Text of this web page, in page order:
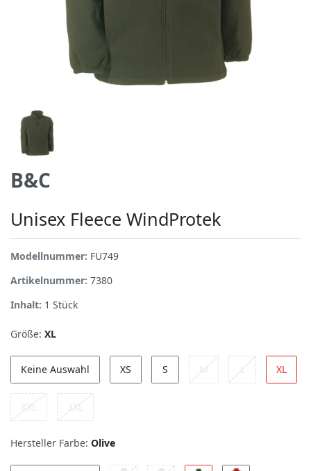
B&C
Unisex Fleece WindProtek
Modellnummer: FU749
Artikelnummer: 7380
Inhalt: 1 Stück
Größe: XL
Keine Auswahl XS S M L XL
XXL 3XL
Hersteller Farbe: Olive